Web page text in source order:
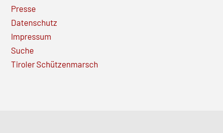
Presse
Datenschutz
Impressum
Suche
Tiroler Schützenmarsch